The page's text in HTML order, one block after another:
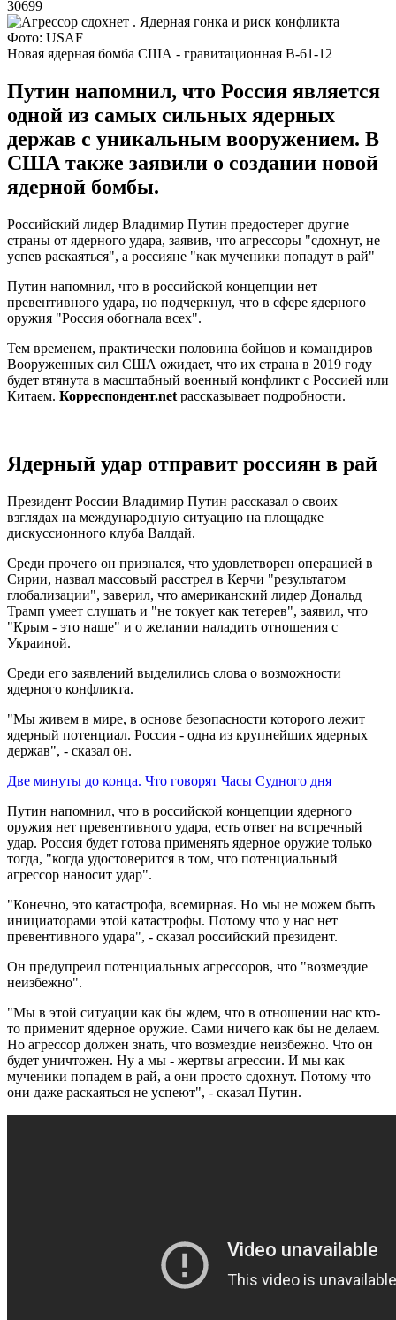
30699
Фото: USAF
Новая ядерная бомба США - гравитационная B-61-12
Путин напомнил, что Россия является
одной из самых сильных ядерных
держав с уникальным вооружением. В
США также заявили о создании новой
ядерной бомбы.
Российский лидер Владимир Путин предостерег другие
страны от ядерного удара, заявив, что агрессоры "сдохнут, не
успев раскаяться", а россияне "как мученики попадут в рай"
Путин напомнил, что в российской концепции нет
превентивного удара, но подчеркнул, что в сфере ядерного
оружия "Россия обогнала всех".
Тем временем, практически половина бойцов и командиров
Вооруженных сил США ожидает, что их страна в 2019 году
будет втянута в масштабный военный конфликт с Россией или
Китаем. Корреспондент.net рассказывает подробности.
Ядерный удар отправит россиян в рай
Президент России Владимир Путин рассказал о своих
взглядах на международную ситуацию на площадке
дискуссионного клуба Валдай.
Среди прочего он признался, что удовлетворен операцией в
Сирии, назвал массовый расстрел в Керчи "результатом
глобализации", заверил, что американский лидер Дональд
Трамп умеет слушать и "не токует как тетерев", заявил, что
"Крым - это наше" и о желании наладить отношения с
Украиной.
Среди его заявлений выделились слова о возможности
ядерного конфликта.
"Мы живем в мире, в основе безопасности которого лежит
ядерный потенциал. Россия - одна из крупнейших ядерных
держав", - сказал он.
Две минуты до конца. Что говорят Часы Судного дня
Путин напомнил, что в российской концепции ядерного
оружия нет превентивного удара, есть ответ на встречный
удар. Россия будет готова применять ядерное оружие только
тогда, "когда удостоверится в том, что потенциальный
агрессор наносит удар".
"Конечно, это катастрофа, всемирная. Но мы не можем быть
инициаторами этой катастрофы. Потому что у нас нет
превентивного удара", - сказал российский президент.
Он предупреил потенциальных агрессоров, что "возмездие
неизбежно".
"Мы в этой ситуации как бы ждем, что в отношении нас кто-
то применит ядерное оружие. Сами ничего как бы не делаем.
Но агрессор должен знать, что возмездие неизбежно. Что он
будет уничтожен. Ну а мы - жертвы агрессии. И мы как
мученики попадем в рай, а они просто сдохнут. Потому что
они даже раскаяться не успеют", - сказал Путин.